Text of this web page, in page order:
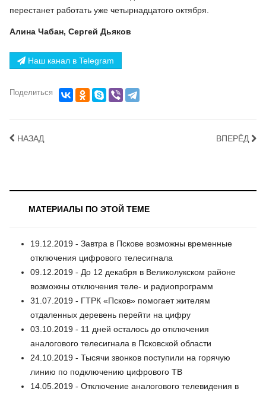
перестанет работать уже четырнадцатого октября.
Алина Чабан, Сергей Дьяков
Наш канал в Telegram
Поделиться
НАЗАД ВПЕРЁД
МАТЕРИАЛЫ ПО ЭТОЙ ТЕМЕ
19.12.2019 - Завтра в Пскове возможны временные
отключения цифрового телесигнала
09.12.2019 - До 12 декабря в Великолукском районе
возможны отключения теле- и радиопрограмм
31.07.2019 - ГТРК «Псков» помогает жителям
отдаленных деревень перейти на цифру
03.10.2019 - 11 дней осталось до отключения
аналогового телесигнала в Псковской области
24.10.2019 - Тысячи звонков поступили на горячую
линию по подключению цифрового ТВ
14.05.2019 - Отключение аналогового телевидения в